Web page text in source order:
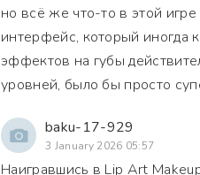
но всё же что-то в этой
интерфейс, который иногда
эффектов на губы
уровней, было бы просто
baku-17-929
3 January 2026 05:57
Наигравшись в Lip Art